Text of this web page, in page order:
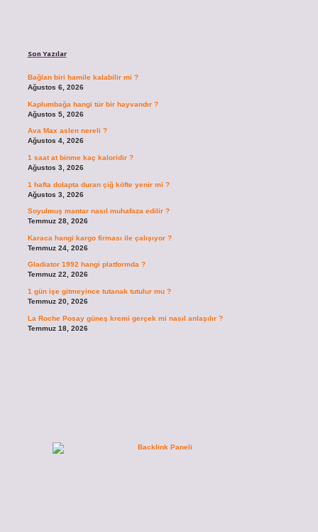
Son Yazılar
Bağlan biri hamile kalabilir mi ?
Ağustos 6, 2026
Kaplumbağa hangi tür bir hayvandır ?
Ağustos 5, 2026
Ava Max aslen nereli ?
Ağustos 4, 2026
1 saat at binme kaç kaloridir ?
Ağustos 3, 2026
1 hafta dolapta duran çiğ köfte yenir mi ?
Ağustos 3, 2026
Soyulmuş mantar nasıl muhafaza edilir ?
Temmuz 28, 2026
Karaca hangi kargo firması ile çalışıyor ?
Temmuz 24, 2026
Gladiator 1992 hangi platformda ?
Temmuz 22, 2026
1 gün işe gitmeyince tutanak tutulur mu ?
Temmuz 20, 2026
La Roche Posay güneş kremi gerçek mi nasıl anlaşılır ?
Temmuz 18, 2026